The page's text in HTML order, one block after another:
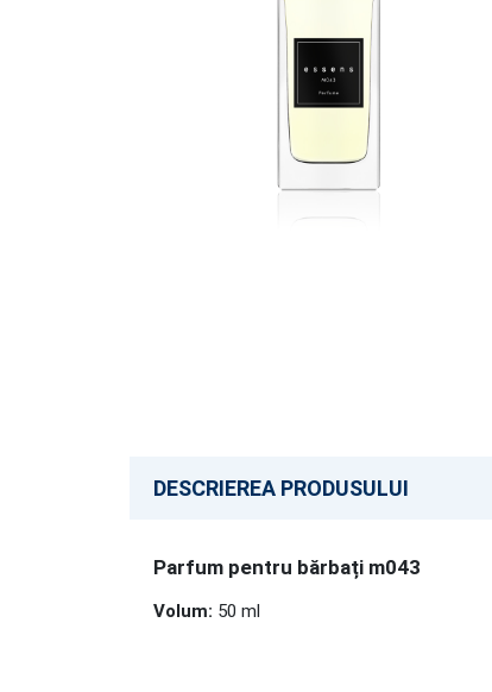
DESCRIEREA PRODUSULUI
Parfum pentru bărbați m043
Volum: 50 ml